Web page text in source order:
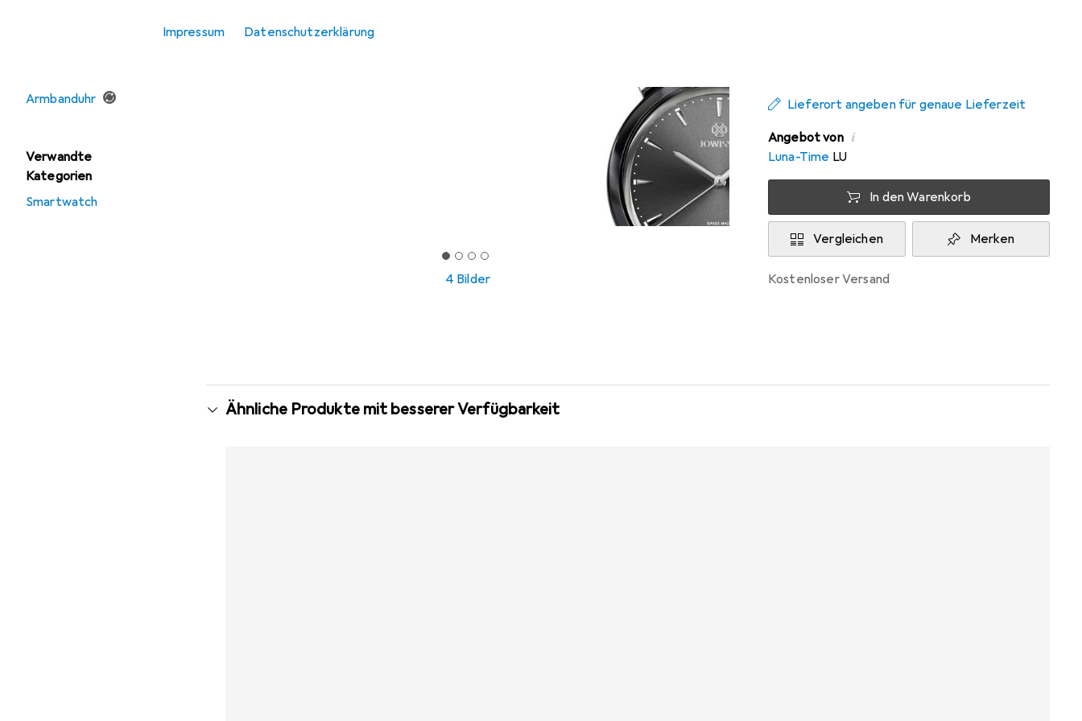
Impressum Datenschutzerklärung
Armbanduhr
Verwandte
Kategorien
Smartwatch
4 Bilder
Lieferort angeben für genaue Lieferzeit
Angebot von i
Luna-Time LU
In den Warenkorb
Vergleichen Merken
kostenloser Versand
Ähnliche Produkte mit besserer Verfügbarkeit